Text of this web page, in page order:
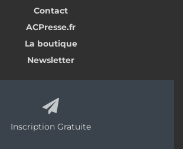
Contact
ACPresse.fr
La boutique
Newsletter
Inscription Gratuite